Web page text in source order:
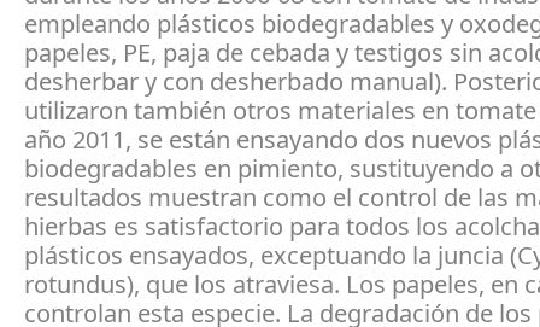
empleando plásticos biodegradables y
papeles, PE, paja de cebada y testigos sin
desherbar y con desherbado manual).
utilizaron también otros materiales en tomate
año 2011, se están ensayando dos nuevos
biodegradables en pimiento, sustituyendo a
resultados muestran como el control de las
hierbas es satisfactorio para todos los
plásticos ensayados, exceptuando la juncia
rotundus), que los atraviesa. Los papeles, en
controlan esta especie. La degradación de